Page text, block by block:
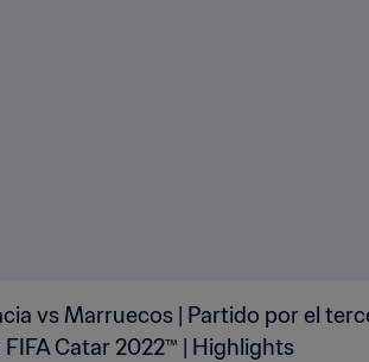
vs Marruecos | Partido por el
FIFA Catar 2022™ | Highlights